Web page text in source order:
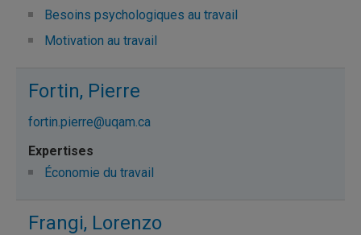
Besoins psychologiques au travail
Motivation au travail
Fortin, Pierre
fortin.pierre@uqam.ca
Économie du travail
Frangi, Lorenzo